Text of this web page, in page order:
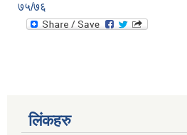
७५/७६
लिंकहरु